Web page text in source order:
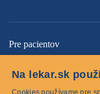
Pre pacientov
Na lekar.sk
Cookies používame pre